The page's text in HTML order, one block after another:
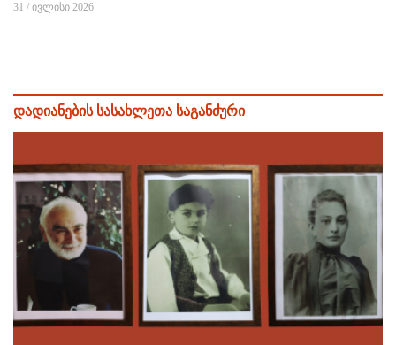
31 / ივლისი 2026
დადიანების სასახლეთა საგანძური